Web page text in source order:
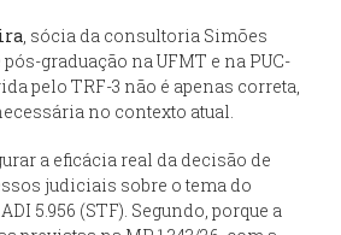
, sócia da consultoria Simões
graduação na UFMT e na PUC-
pelo TRF-3 não é apenas correta,
no contexto atual.
a eficácia real da decisão de
judiciais sobre o tema do
5.956 (STF). Segundo, porque a